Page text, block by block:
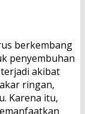
berkembang
penyembuhan
akibat
ringan,
Karena itu,